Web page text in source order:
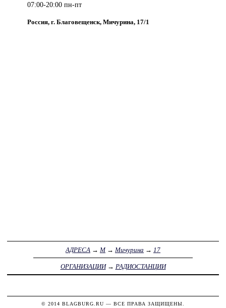
07:00-20:00 пн-пт
Россия, г. Благовещенск, Мичурина, 17/1
АДРЕСА → М→ Мичурина → 17
ОРГАНИЗАЦИИ→ РАДИОСТАНЦИИ
© 2014 BLAGBURG.RU — ВСЕ ПРАВА ЗАЩИЩЕНЫ.